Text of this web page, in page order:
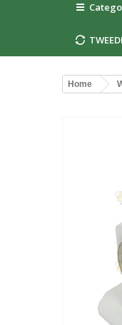
Home